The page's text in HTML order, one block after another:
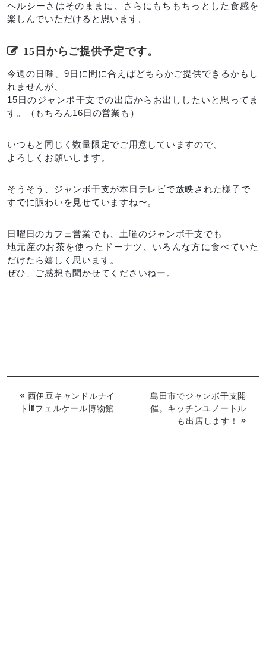
ヘルシーさはそのままに、さらにもちもちっとした食感を
楽しんでいただけると思います。
15日からご提供予定です。
今週の日曜、9日に間に合えばどちらかご提供できるかもし
れませんが、
15日のジャンボ干支での出店からお出ししたいと思ってま
す。（もちろん16日の営業も）
いつもと同じく数量限定でご用意していますので、
よろしくお願いします。
そうそう、ジャンボ干支が本日テレビで放映された様子で
すでに賑わいを見せていますね〜。
日曜日のカフェ営業でも、土曜のジャンボ干支でも
地元産のお茶を使ったドーナツ、いろんな方に食べていた
だけたら嬉しく思います。
ぜひ、ご感想も聞かせてくださいねー。
« 西伊豆キャンドルナイ
トinフェルケール博物館
島田市でジャンボ干支開
催。キッチンユノートル
も出店します！ »